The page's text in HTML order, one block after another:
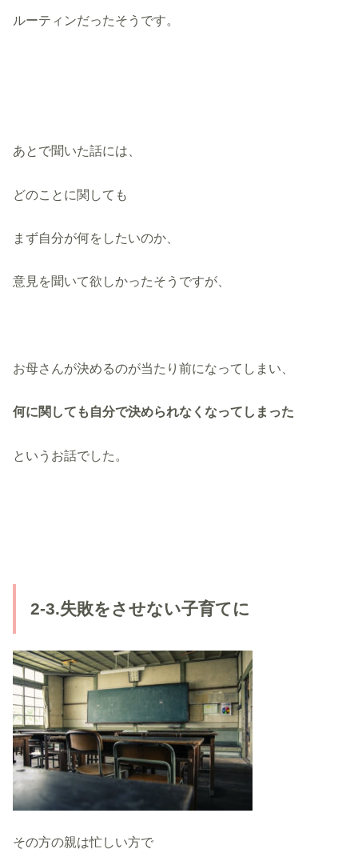
ルーティンだったそうです。
あとで聞いた話には、
どのことに関しても
まず自分が何をしたいのか、
意見を聞いて欲しかったそうですが、
お母さんが決めるのが当たり前になってしまい、
何に関しても自分で決められなくなってしまった
というお話でした。
2-3.失敗をさせない子育てに
その方の親は忙しい方で